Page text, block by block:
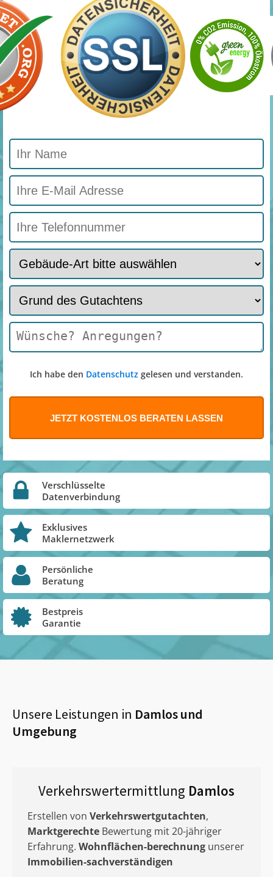
Ich habe den Datenschutz gelesen und verstanden.
Verschlüsselte
Datenverbindung
Exklusives
Maklernetzwerk
Persönliche
Beratung
Bestpreis
Garantie
Unsere Leistungen in Damlosund
Umgebung
Verkehrswertermittlung Damlos
Erstellen von Verkehrswertgutachten,
Marktgerechte Bewertung mit 20-jähriger
Erfahrung. Wohnflächen-berechnung unserer
Immobilien-sachverständigen